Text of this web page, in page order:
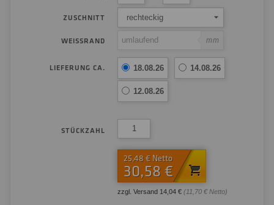
ZUSCHNITT rechteckig
WEISSRAND mm
LIEFERUNG CA. 18.08.26 14.08.26
12.08.26
STÜCKZAHL
25,48 € Netto
30,58 €
zzgl. Versand 14,04 € (11,70 € Netto)